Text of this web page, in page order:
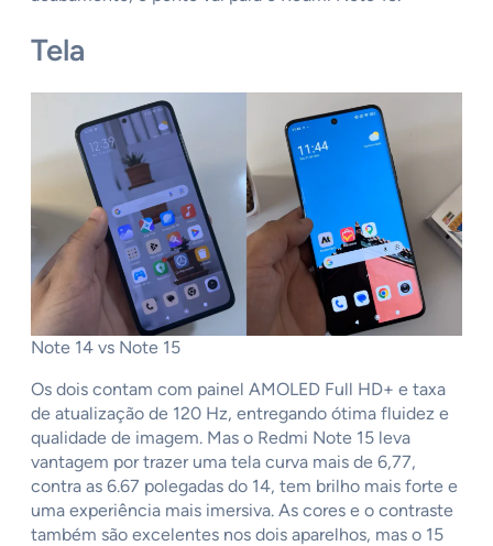
Tela
Note 14 vs Note 15
Os dois contam com painel AMOLED Full HD+ e taxa
de atualização de 120 Hz, entregando ótima fluidez e
qualidade de imagem. Mas o Redmi Note 15 leva
vantagem por trazer uma tela curva mais de 6,77,
contra as 6.67 polegadas do 14, tem brilho mais forte e
uma experiência mais imersiva. As cores e o contraste
também são excelentes nos dois aparelhos, mas o 15